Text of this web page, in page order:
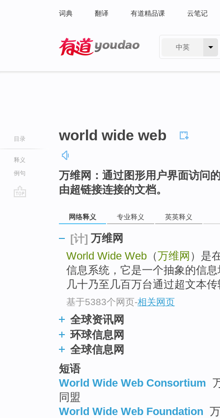
词典 翻译 有道精品课 云笔记
中英
目录
释义
例句
world wide web
万维网：通过图形用户界面访问
由超链接连接的文档。
网络释义 专业释义 英英释义
[计] 万维网
World Wide Web （万维网 ）是
信息系统，它是一个抽象的信
几十乃至几百万台通过超文本
基于5383个网页-相关网页
全球资讯网
环球信息网
全球信息网
短语
World Wide Web Consortium
同盟
World Wide Web Foundation